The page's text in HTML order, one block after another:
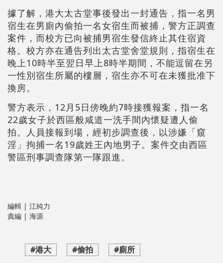
據了解，港大太古堂事後發出一封通告，指一名男
宿生在男廁內偷拍一名女宿生而被捕，警方正調查
案件，而校方已向被捕男宿生發信終止其住宿資
格。校方亦在通告列出太古堂舍堂規則，指宿生在
晚上10時半至翌日早上8時半期間，不能逗留在另
一性別宿生所屬的樓層，宿生亦不可在未獲批准下
換房。
警方表示，12月5日傍晚約7時接獲報案，指一名
22歲女子於西區般咸道一洗手間內懷疑遭人偷
拍。人員接報到場，經初步調查後，以涉嫌「窺
淫」拘捕一名19歲姓王內地男子。案件交由西區
警區刑事調查隊第一隊跟進。
編輯 | 江純力
責編 | 海源
#港大 #偷拍
#廁所